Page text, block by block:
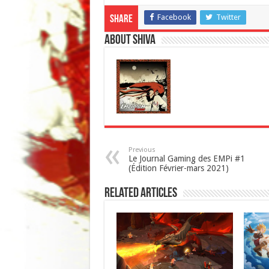
Share Facebook Twitter
About Shiva
Previous
Le Journal Gaming des EMPi #1
(Édition Février-mars 2021)
Related Articles